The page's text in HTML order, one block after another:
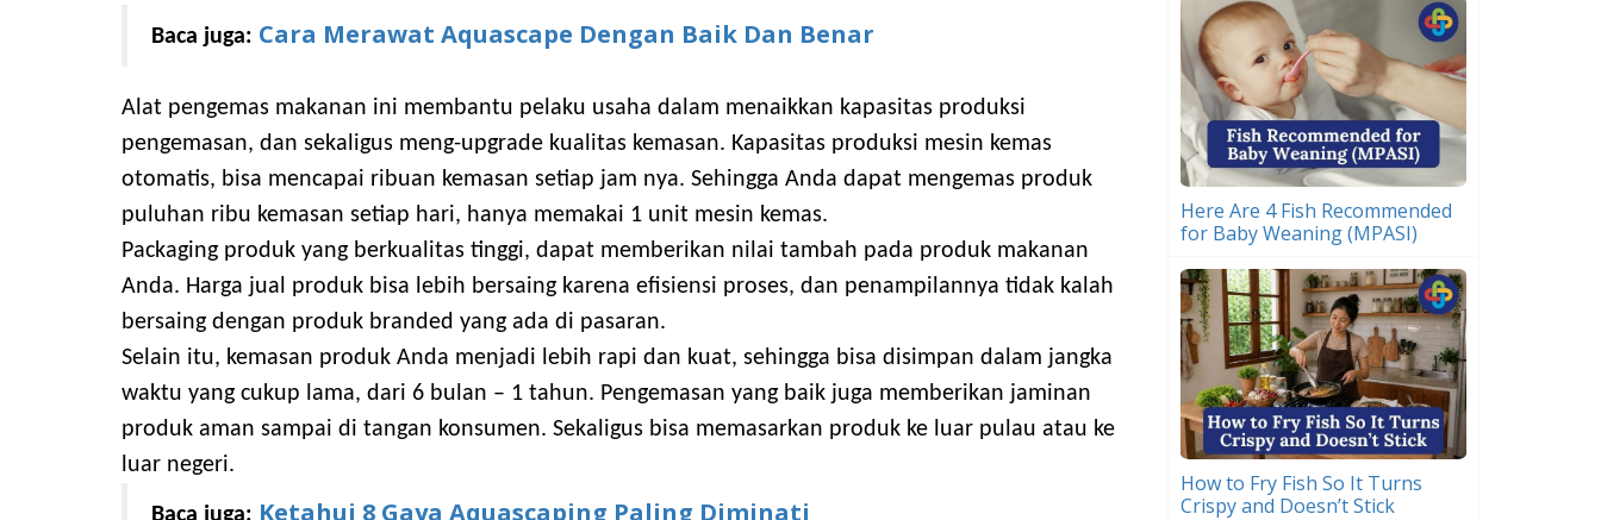
Baca juga: Cara Merawat Aquascape Dengan Baik Dan Benar
Alat pengemas makanan ini membantu pelaku usaha dalam menaikkan kapasitas produksi
pengemasan, dan sekaligus meng-upgrade kualitas kemasan. Kapasitas produksi mesin kemas
otomatis, bisa mencapai ribuan kemasan setiap jam nya. Sehingga Anda dapat mengemas produk
puluhan ribu kemasan setiap hari, hanya memakai 1 unit mesin kemas.
Packaging produk yang berkualitas tinggi, dapat memberikan nilai tambah pada produk makanan
Anda. Harga jual produk bisa lebih bersaing karena efisiensi proses, dan penampilannya tidak kalah
bersaing dengan produk branded yang ada di pasaran.
Selain itu, kemasan produk Anda menjadi lebih rapi dan kuat, sehingga bisa disimpan dalam jangka
waktu yang cukup lama, dari 6 bulan – 1 tahun. Pengemasan yang baik juga memberikan jaminan
produk aman sampai di tangan konsumen. Sekaligus bisa memasarkan produk ke luar pulau atau ke
luar negeri.
Baca juga: Ketahui 8 Gaya Aquascaping Paling Diminati
Here Are 4 Fish Recommended
for Baby Weaning (MPASI)
How to Fry Fish So It Turns
Crispy and Doesn’t Stick